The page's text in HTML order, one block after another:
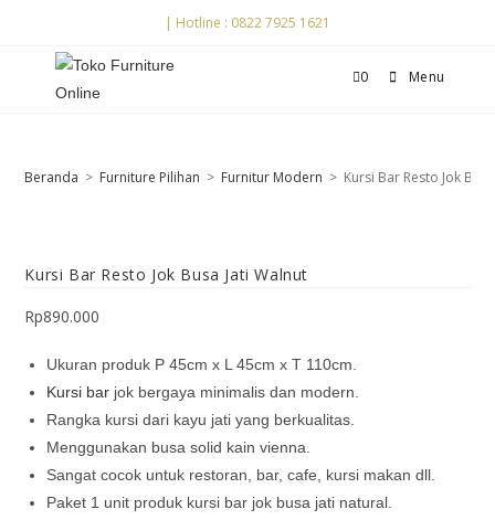
| Hotline : 0822 7925 1621
0 Menu
Beranda > Furniture Pilihan > Furnitur Modern > Kursi Bar Resto Jok
Kursi Bar Resto Jok Busa Jati Walnut
Rp890.000
Ukuran produk P 45cm x L 45cm x T 110cm.
Kursi bar jok bergaya minimalis dan modern.
Rangka kursi dari kayu jati yang berkualitas.
Menggunakan busa solid kain vienna.
Sangat cocok untuk restoran, bar, cafe, kursi makan dll.
Paket 1 unit produk kursi bar jok busa jati natural.